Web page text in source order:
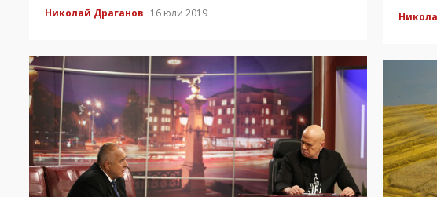
Николай Драганов 16 юли 2019